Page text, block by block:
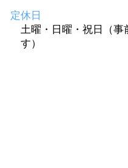
定休日
土曜・日曜・祝日（
す）